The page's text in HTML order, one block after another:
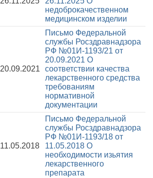
недоброкачественном
медицинском изделии
20.09.2021
Письмо Федеральной
службы Росздравнадзора
РФ №01И-1193/21 от
20.09.2021 О
соответствии качества
лекарственного средства
требованиям
нормативной
документации
11.05.2018
Письмо Федеральной
службы Росздравнадзора
РФ №01И-1193/18 от
11.05.2018 О
необходимости изьятия
лекарственного
препарата